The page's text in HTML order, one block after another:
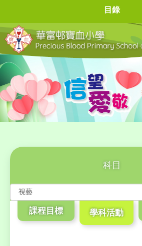
目錄
科目
課程目標 學科活動